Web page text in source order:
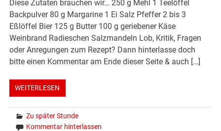
Diese Zutaten brauchen wir… 250 g Mehl 1 Teelöffel
Backpulver 80 g Margarine 1 Ei Salz Pfeffer 2 bis 3
Eßlöffel Bier 125 g Butter 100 g geriebener Käse
Weinbrand Radieschen Salzmandeln Lob, Kritik, Fragen
oder Anregungen zum Rezept? Dann hinterlasse doch
bitte einen Kommentar am Ende dieser Seite & auch […]
WEITERLESEN
Zu später Stunde
Kommentar hinterlassen